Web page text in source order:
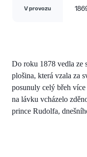
V provozu
Do roku 1878 vedla ze
plošina, která vzala za
posunuly celý břeh
na lávku vcházelo
prince Rudolfa,